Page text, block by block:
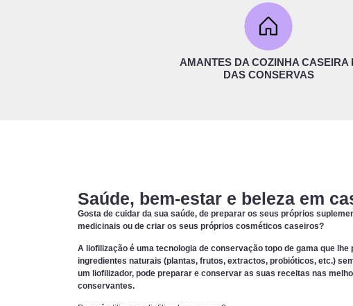
AMANTES DA COZINHA CASEIRA
DAS CONSERVAS
Saúde, bem-estar e beleza em
Gosta de cuidar da sua saúde, de preparar os seus próprios
medicinais ou de criar os seus próprios cosméticos caseiros?
A liofilização é uma tecnologia de conservação topo de gama que
ingredientes naturais (plantas, frutos, extractos, probióticos, etc.)
um liofilizador, pode preparar e conservar as suas receitas nas
conservantes.